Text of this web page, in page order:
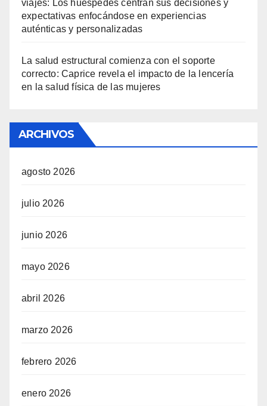
viajes: Los huéspedes centran sus decisiones y
expectativas enfocándose en experiencias
auténticas y personalizadas
La salud estructural comienza con el soporte
correcto: Caprice revela el impacto de la lencería
en la salud física de las mujeres
ARCHIVOS
agosto 2026
julio 2026
junio 2026
mayo 2026
abril 2026
marzo 2026
febrero 2026
enero 2026